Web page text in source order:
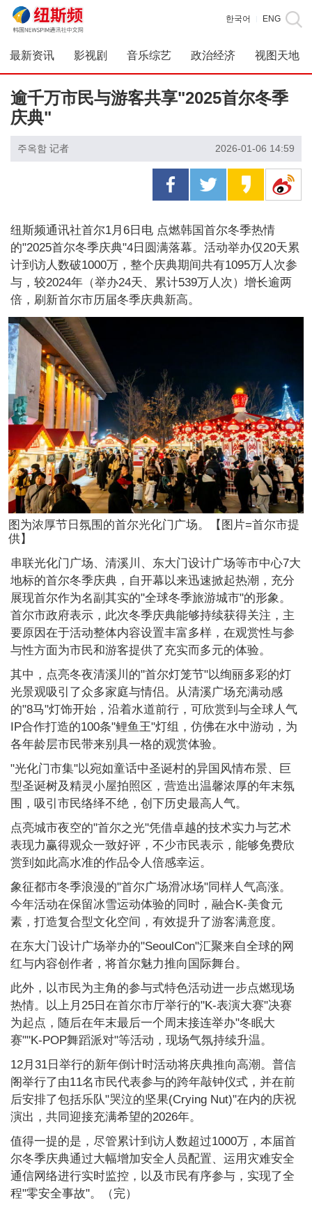
한국어 ENG
最新资讯 影视剧 音乐综艺 政治经济 视图天地
逾千万市民与游客共享"2025首尔冬季
庆典"
주옥함 记者 2026-01-06 14:59
纽斯频通讯社首尔1月6日电 点燃韩国首尔冬季热情
的"2025首尔冬季庆典"4日圆满落幕。活动举办仅20天累
计到访人数破1000万，整个庆典期间共有1095万人次参
与，较2024年（举办24天、累计539万人次）增长逾两
倍，刷新首尔市历届冬季庆典新高。
图为浓厚节日氛围的首尔光化门广场。【图片=首尔市提
供】
串联光化门广场、清溪川、东大门设计广场等市中心7大
地标的首尔冬季庆典，自开幕以来迅速掀起热潮，充分
展现首尔作为名副其实的"全球冬季旅游城市"的形象。
首尔市政府表示，此次冬季庆典能够持续获得关注，主
要原因在于活动整体内容设置丰富多样，在观赏性与参
与性方面为市民和游客提供了充实而多元的体验。
其中，点亮冬夜清溪川的"首尔灯笼节"以绚丽多彩的灯
光景观吸引了众多家庭与情侣。从清溪广场充满动感
的"8马"灯饰开始，沿着水道前行，可欣赏到与全球人气
IP合作打造的100条"鲤鱼王"灯组，仿佛在水中游动，为
各年龄层市民带来别具一格的观赏体验。
"光化门市集"以宛如童话中圣诞村的异国风情布景、巨
型圣诞树及精灵小屋拍照区，营造出温馨浓厚的年末氛
围，吸引市民络绎不绝，创下历史最高人气。
点亮城市夜空的"首尔之光"凭借卓越的技术实力与艺术
表现力赢得观众一致好评，不少市民表示，能够免费欣
赏到如此高水准的作品令人倍感幸运。
象征都市冬季浪漫的"首尔广场滑冰场"同样人气高涨。
今年活动在保留冰雪运动体验的同时，融合K-美食元
素，打造复合型文化空间，有效提升了游客满意度。
在东大门设计广场举办的"SeoulCon"汇聚来自全球的网
红与内容创作者，将首尔魅力推向国际舞台。
此外，以市民为主角的参与式特色活动进一步点燃现场
热情。以上月25日在首尔市厅举行的"K-表演大赛"决赛
为起点，随后在年末最后一个周末接连举办"冬眠大
赛""K-POP舞蹈派对"等活动，现场气氛持续升温。
12月31日举行的新年倒计时活动将庆典推向高潮。普信
阁举行了由11名市民代表参与的跨年敲钟仪式，并在前
后安排了包括乐队"哭泣的坚果(Crying Nut)"在内的庆祝
演出，共同迎接充满希望的2026年。
值得一提的是，尽管累计到访人数超过1000万，本届首
尔冬季庆典通过大幅增加安全人员配置、运用灾难安全
通信网络进行实时监控，以及市民有序参与，实现了全
程"零安全事故"。（完）